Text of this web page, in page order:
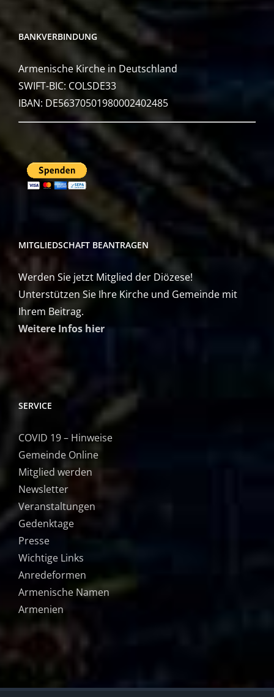
BANKVERBINDUNG
Armenische Kirche in Deutschland
SWIFT-BIC: COLSDE33
IBAN: DE56370501980002402485
MITGLIEDSCHAFT BEANTRAGEN
Werden Sie jetzt Mitglied der Diözese!
Unterstützen Sie Ihre Kirche und Gemeinde mit
Ihrem Beitrag.
Weitere Infos hier
SERVICE
COVID 19 – Hinweise
Gemeinde Online
Mitglied werden
Newsletter
Veranstaltungen
Gedenktage
Presse
Wichtige Links
Anredeformen
Armenische Namen
Armenien